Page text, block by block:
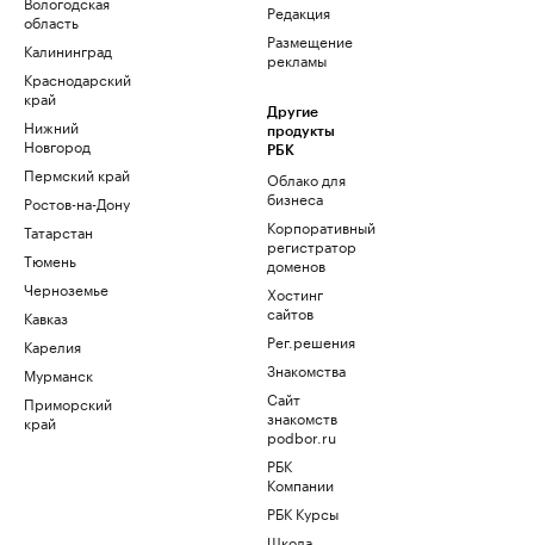
область
Калининград
Краснодарский
край
Нижний
Новгород
Пермский край
Ростов-на-Дону
Татарстан
Тюмень
Черноземье
Кавказ
Карелия
Мурманск
Приморский
край
Редакция
Размещение
рекламы
Другие
продукты
РБК
Облако для
бизнеса
Корпоративный
регистратор
доменов
Хостинг
сайтов
Рег.решения
Знакомства
Сайт
знакомств
podbor.ru
РБК
Компании
РБК Курсы